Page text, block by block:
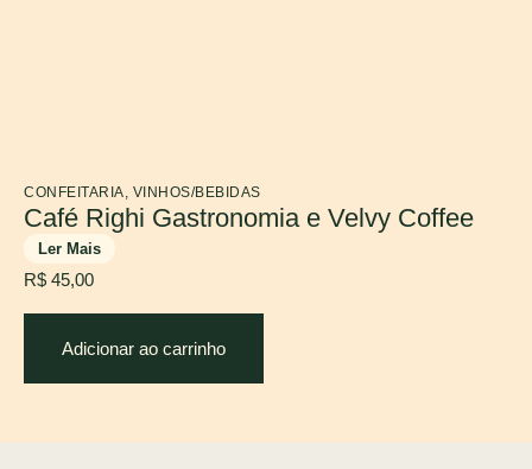
CONFEITARIA, VINHOS/BEBIDAS
Café Righi Gastronomia e Velvy Coffee
Ler Mais
R$ 45,00
Adicionar ao carrinho